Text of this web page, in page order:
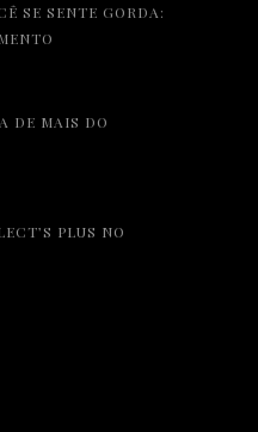
SE SENTE GORDA:
DE MAIS DO
PLUS NO